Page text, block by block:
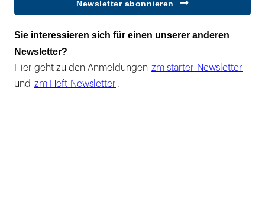
Newsletter abonnieren
Sie interessieren sich für einen unserer anderen
Newsletter?
Hier geht zu den Anmeldungen zm starter-Newsletter
und zm Heft-Newsletter .